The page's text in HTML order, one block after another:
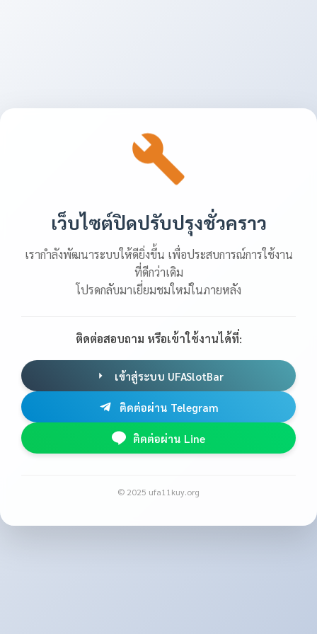
เว็บไซต์ปิดปรับปรุงชั่วคราว
เรากำลังพัฒนาระบบให้ดียิ่งขึ้น เพื่อประสบการณ์การใช้งาน
ที่ดีกว่าเดิม
โปรดกลับมาเยี่ยมชมใหม่ในภายหลัง
ติดต่อสอบถาม หรือเข้าใช้งานได้ที่:
เข้าสู่ระบบ UFASlotBar
ติดต่อผ่าน Telegram
ติดต่อผ่าน Line
© 2025 ufa11kuy.org